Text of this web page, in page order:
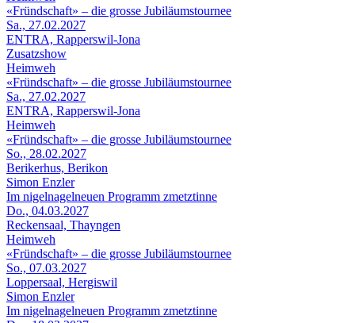
«Fründschaft» – die grosse Jubiläumstournee
Sa., 27.02.2027
ENTRA, Rapperswil-Jona
Zusatzshow
Heimweh
«Fründschaft» – die grosse Jubiläumstournee
Sa., 27.02.2027
ENTRA, Rapperswil-Jona
Heimweh
«Fründschaft» – die grosse Jubiläumstournee
So., 28.02.2027
Berikerhus, Berikon
Simon Enzler
Im nigelnagelneuen Programm zmetztinne
Do., 04.03.2027
Reckensaal, Thayngen
Heimweh
«Fründschaft» – die grosse Jubiläumstournee
So., 07.03.2027
Loppersaal, Hergiswil
Simon Enzler
Im nigelnagelneuen Programm zmetztinne